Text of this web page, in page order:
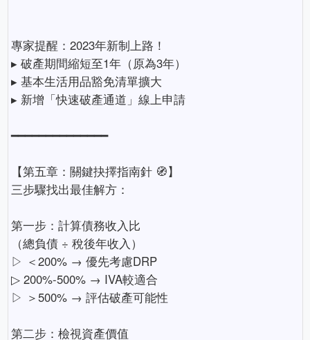
專家提醒：2023年新制上路！
▸ 破產期間縮短至1年（原為3年）
▸ 基本生活用品豁免清單擴大
▸ 新增「快速破產通道」線上申請
━━━━━━━━━━━━━━
【第五章：關鍵抉擇指南針 🧭】
三步驟找出最佳解方：
第一步：計算債務收入比
（總負債 ÷ 稅後年收入）
▷ ＜200% → 優先考慮DRP
▷ 200%-500% → IVA較適合
▷ ＞500% → 評估破產可能性
第二步：檢視資產價值